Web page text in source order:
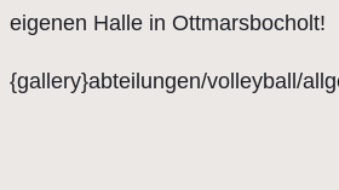
eigenen Halle in Ottmarsbocholt!
{gallery}abteilungen/volleyball/